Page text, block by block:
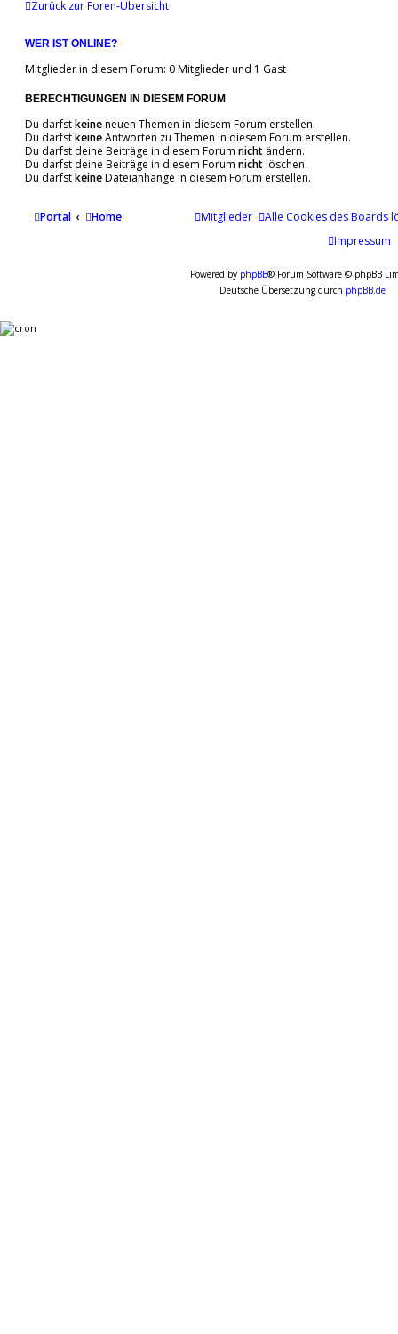
Zurück zur Foren-Übersicht
WER IST ONLINE?
Mitglieder in diesem Forum: 0 Mitglieder und 1 Gast
BERECHTIGUNGEN IN DIESEM FORUM
Du darfstkeineneuen Themen in diesem Forum erstellen.
Du darfstkeineAntworten zu Themen in diesem Forum erstellen.
Du darfst deine Beiträge in diesem Forum nicht ändern.
Du darfst deine Beiträge in diesem Forum nichtlöschen.
Du darfstkeineDateianhänge in diesem Forum erstellen.
Portal Home Alle Cookies des Boards
Mitglieder
Impressum
Powered by phpBB® Forum Software © phpBB
Deutsche Übersetzung durch phpBB.de